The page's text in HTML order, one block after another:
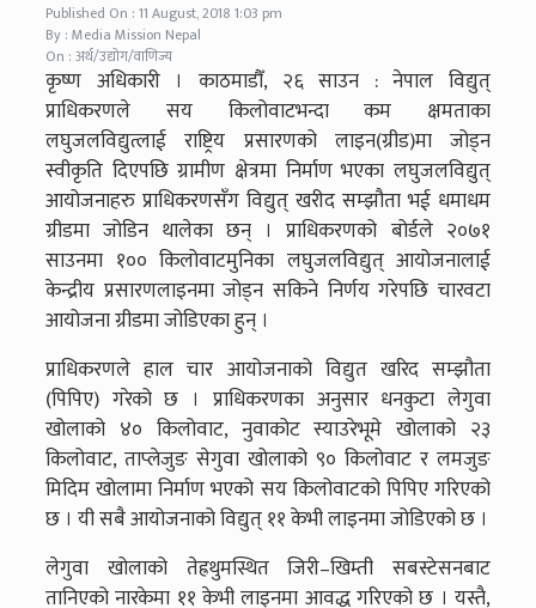
Published On : 11 August, 2018 1:03 pm
By : Media Mission Nepal
On : अर्थ/उद्योग/वाणिज्य
कृष्ण अधिकारी । काठमाडौँ, २६ साउन : नेपाल विद्युत्
प्राधिकरणले सय किलोवाटभन्दा कम क्षमताका
लघुजलविद्युत्लाई राष्ट्रिय प्रसारणको लाइन(ग्रीड)मा जोड्न
स्वीकृति दिएपछि ग्रामीण क्षेत्रमा निर्माण भएका लघुजलविद्युत्
आयोजनाहरु प्राधिकरणसँग विद्युत् खरीद सम्झौता भई धमाधम
ग्रीडमा जोडिन थालेका छन् । प्राधिकरणको बोर्डले २०७१
साउनमा १०० किलोवाटमुनिका लघुजलविद्युत् आयोजनालाई
केन्द्रीय प्रसारणलाइनमा जोड्न सकिने निर्णय गरेपछि चारवटा
आयोजना ग्रीडमा जोडिएका हुन् ।
प्राधिकरणले हाल चार आयोजनाको विद्युत खरिद सम्झौता
(पिपिए) गरेको छ । प्राधिकरणका अनुसार धनकुटा लेगुवा
खोलाको ४० किलोवाट, नुवाकोट स्याउरेभूमे खोलाको २३
किलोवाट, ताप्लेजुङ सेगुवा खोलाको ९० किलोवाट र लमजुङ
मिदिम खोलामा निर्माण भएको सय किलोवाटको पिपिए गरिएको
छ । यी सबै आयोजनाको विद्युत् ११ केभी लाइनमा जोडिएको छ ।
लेगुवा खोलाको तेह्रथुमस्थित जिरी–खिम्ती सबस्टेसनबाट
तानिएको नारकेमा ११ केभी लाइनमा आवद्ध गरिएको छ । यस्तै,